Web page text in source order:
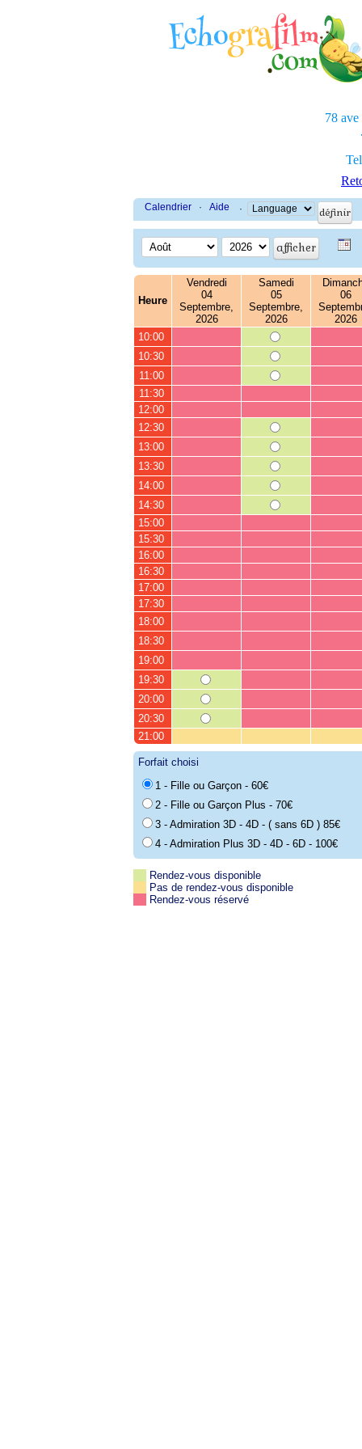
78 ave
Calendrier · Aide ·
Heure
Vendredi
04
Septembre,
2026
Samedi
05
Septembre,
2026
06
2026
10:00
10:30
11:00
11:30
12:00
12:30
13:00
13:30
14:00
14:30
15:00
15:30
16:00
16:30
17:00
17:30
18:00
18:30
19:00
19:30
20:00
20:30
21:00
Forfait choisi
1 - Fille ou Garçon - 60€
2 - Fille ou Garçon Plus - 70€
3 - Admiration 3D - 4D - ( sans 6D ) 85€
4 - Admiration Plus 3D - 4D - 6D - 100€
Rendez-vous disponible
Pas de rendez-vous disponible
Rendez-vous réservé